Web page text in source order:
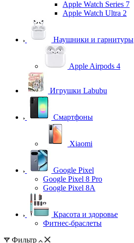
Apple Watch Series 7
Apple Watch Ultra 2
Наушники и гарнитуры
Apple Airpods 4
Игрушки Labubu
Смартфоны
Xiaomi
Google Pixel
Google Pixel 8 Pro
Google Pixel 8A
Красота и здоровье
Фитнес-браслеты
Фильтр